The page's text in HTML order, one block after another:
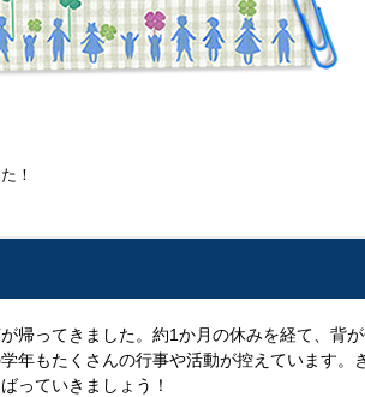
！
帰ってきました。約1か月の休みを経て、背
年もたくさんの行事や活動が控えています
っていきましょう！